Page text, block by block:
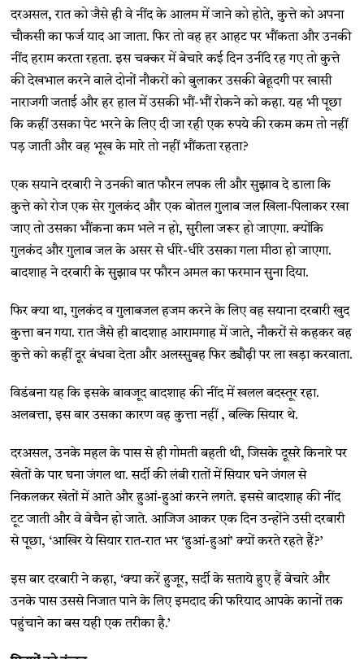
दरअसल, रात को जैसे ही वे नींद के आलम में जाने को होते, कुत्ते को अपना
चौकसी का फर्ज याद आ जाता. फिर तो वह हर आहट पर भौंकता और उनकी
नींद हराम करता रहता. इस चक्कर में बेचारे कई दिन उनींदे रह गए तो कुत्ते
की देखभाल करने वाले दोनों नौकरों को बुलाकर उसकी बेहूदगी पर खासी
नाराजगी जताई और हर हाल में उसकी भौं-भौं रोकने को कहा. यह भी पूछा
कि कहीं उसका पेट भरने के लिए दी जा रही एक रुपये की रकम कम तो नहीं
पड़ जाती और वह भूख के मारे तो नहीं भौंकता रहता?
एक सयाने दरबारी ने उनकी बात फौरन लपक ली और सुझाव दे डाला कि
कुत्ते को रोज एक सेर गुलकंद और एक बोतल गुलाब जल खिला-पिलाकर रखा
जाए तो उसका भौंकना कम भले न हो, सुरीला जरूर हो जाएगा. क्योंकि
गुलकंद और गुलाब जल के असर से धीरे-धीरे उसका गला मीठा हो जाएगा.
बादशाह ने दरबारी के सुझाव पर फौरन अमल का फरमान सुना दिया.
फिर क्या था, गुलकंद व गुलाबजल हजम करने के लिए वह सयाना दरबारी खुद
कुत्ता बन गया. रात जैसे ही बादशाह आरामगाह में जाते, नौकरों से कहकर वह
कुत्ते को कहीं दूर बंधवा देता और अलस्सुबह फिर ड्यौढ़ी पर ला खड़ा करवाता.
विडंबना यह कि इसके बावजूद बादशाह की नींद में खलल बदस्तूर रहा.
अलबत्ता, इस बार उसका कारण वह कुत्ता नहीं , बल्कि सियार थे.
दरअसल, उनके महल के पास से ही गोमती बहती थी, जिसके दूसरे किनारे पर
खेतों के पार घना जंगल था. सर्दी की लंबी रातों में सियार घने जंगल से
निकलकर खेतों में आते और हुआं-हुआं करने लगते. इससे बादशाह की नींद
टूट जाती और वे बेचैन हो जाते. आजिज आकर एक दिन उन्होंने उसी दरबारी
से पूछा, ‘आखिर ये सियार रात-रात भर ‘हुआं-हुआं’ क्यों करते रहते हैं?’
इस बार दरबारी ने कहा, ‘क्या करें हुजूर, सर्दी के सताये हुए हैं बेचारे और
उनके पास उससे निजात पाने के लिए इमदाद की फरियाद आपके कानों तक
पहुंचाने का बस यही एक तरीका है.’